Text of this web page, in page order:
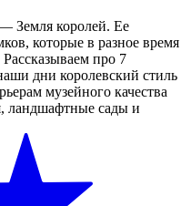
Земля королей. Ее
которые в разное время
про 7
дни королевский стиль
музейного качества
ландшафтные сады и